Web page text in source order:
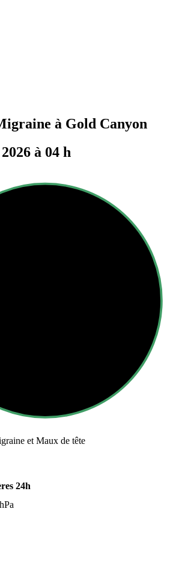
à Gold Canyon
à 04 h
et Maux de tête
24h
hPa